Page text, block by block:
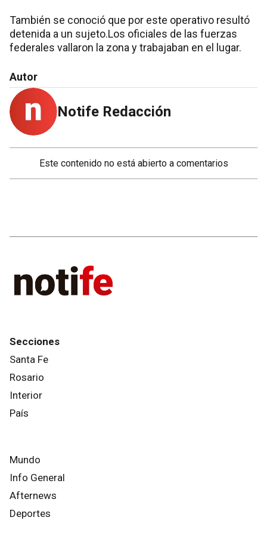
También se conoció que por este operativo resultó
detenida a un sujeto.Los oficiales de las fuerzas
federales vallaron la zona y trabajaban en el lugar.
Autor
Notife Redacción
Este contenido no está abierto a comentarios
Secciones
Santa Fe
Rosario
Interior
País
Mundo
Info General
Afternews
Deportes